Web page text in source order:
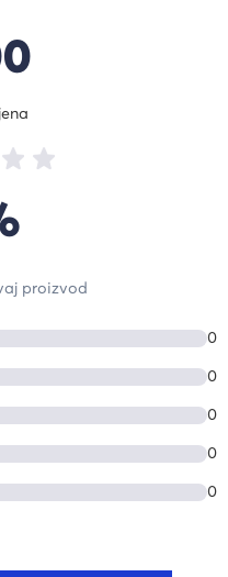
0
0
0
0
0
proizvod